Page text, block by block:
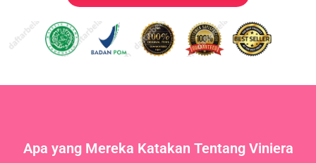
Apa yang Mereka Katakan Tentang Viniera